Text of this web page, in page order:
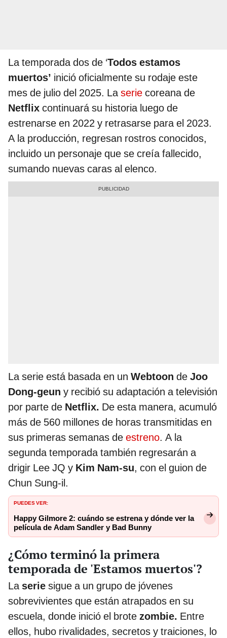
La temporada dos de ‘Todos estamos
muertos’ inició oficialmente su rodaje este
mes de julio del 2025. Laserie coreana de
Netflix continuará su historia luego de
estrenarse en 2022 y retrasarse para el 2023.
A la producción, regresan rostros conocidos,
incluido un personaje que se creía fallecido,
sumando nuevas caras al elenco.
La serie está basada en un Webtoon de Joo
Dong-geun y recibió su adaptación a televisión
por parte de Netflix. De esta manera, acumuló
más de 560 millones de horas transmitidas en
sus primeras semanas de estreno. A la
segunda temporada también regresarán a
drigir Lee JQ y Kim Nam-su, con el guion de
Chun Sung-il.
PUEDES VER:
Happy Gilmore 2: cuándo se estrena y dónde ver la
película de Adam Sandler y Bad Bunny
¿Cómo terminó la primera
temporada de 'Estamos muertos'?
La serie sigue a un grupo de jóvenes
sobrevivientes que están atrapados en su
escuela, donde inició el brote zombie. Entre
ellos, hubo rivalidades, secretos y traiciones, lo